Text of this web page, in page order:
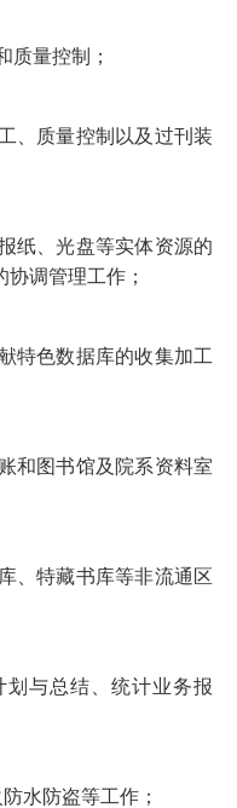
质量控制；
、质量控制以及过刊装
纸、光盘等实体资源的
调管理工作；
特色数据库的收集加工
和图书馆及院系资料室
、特藏书库等非流通区
与总结、统计业务报
水防盗等工作；